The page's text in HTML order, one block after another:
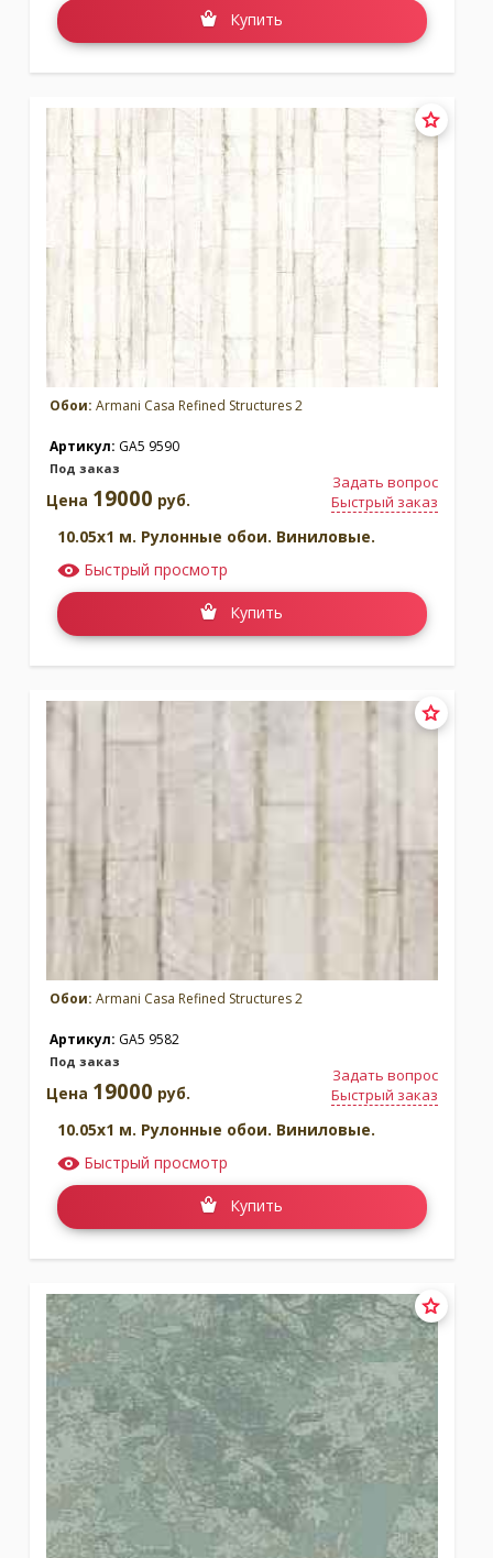
Купить
Обои: Armani Casa Refined Structures 2
Артикул: GA5 9590
Под заказ
Задать вопрос
Быстрый заказ
Цена 19000 руб.
10.05x1 м. Рулонные обои. Виниловые.
Быстрый просмотр
Купить
Обои: Armani Casa Refined Structures 2
Артикул: GA5 9582
Под заказ
Задать вопрос
Быстрый заказ
Цена 19000 руб.
10.05x1 м. Рулонные обои. Виниловые.
Быстрый просмотр
Купить